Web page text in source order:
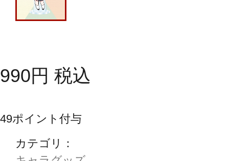
990円 税込
49ポイント付与
カテゴリ：